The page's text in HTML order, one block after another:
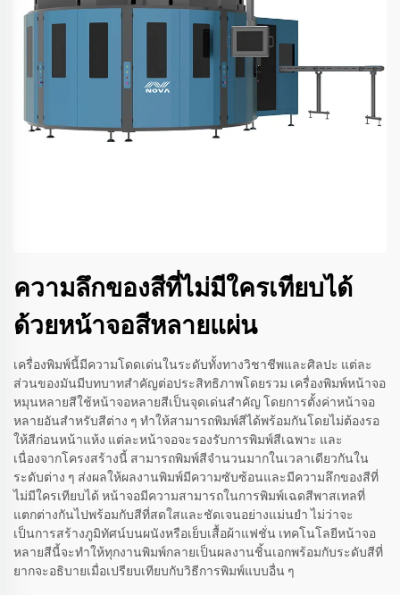
ความลึกของสีที่ไม่มีใครเทียบได้
ด้วยหน้าจอสีหลายแผ่น
เครื่องพิมพ์นี้มีความโดดเด่นในระดับทั้งทางวิชาชีพและศิลปะ แต่ละ
ส่วนของมันมีบทบาทสำคัญต่อประสิทธิภาพโดยรวม เครื่องพิมพ์หน้าจอ
หมุนหลายสีใช้หน้าจอหลายสีเป็นจุดเด่นสำคัญ โดยการตั้งค่าหน้าจอ
หลายอันสำหรับสีต่าง ๆ ทำให้สามารถพิมพ์สีได้พร้อมกันโดยไม่ต้องรอ
ให้สีก่อนหน้าแห้ง แต่ละหน้าจอจะรองรับการพิมพ์สีเฉพาะ และ
เนื่องจากโครงสร้างนี้ สามารถพิมพ์สีจำนวนมากในเวลาเดียวกันใน
ระดับต่าง ๆ ส่งผลให้ผลงานพิมพ์มีความซับซ้อนและมีความลึกของสีที่
ไม่มีใครเทียบได้ หน้าจอมีความสามารถในการพิมพ์เฉดสีพาสเทลที่
แตกต่างกันไปพร้อมกับสีที่สดใสและชัดเจนอย่างแม่นยำ ไม่ว่าจะ
เป็นการสร้างภูมิทัศน์บนผนังหรือเย็บเสื้อผ้าแฟชั่น เทคโนโลยีหน้าจอ
หลายสีนี้จะทำให้ทุกงานพิมพ์กลายเป็นผลงานชิ้นเอกพร้อมกับระดับสีที่
ยากจะอธิบายเมื่อเปรียบเทียบกับวิธีการพิมพ์แบบอื่น ๆ